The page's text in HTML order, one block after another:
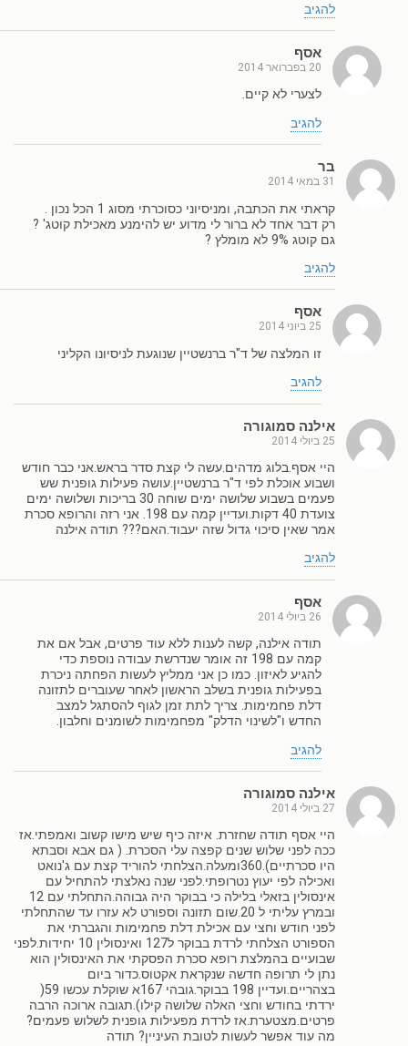
להגיב
אסף
20 בפברואר 2014
לצערי לא קיים.
להגיב
בר
31 במאי 2014
קראתי את הכתבה, ומניסיוני כסוכרתי מסוג 1 הכל נכון .
רק דבר אחד לא ברור לי מדוע יש להימנע מאכילת קוטג' ?
גם קוטג 9% לא מומלץ ?
להגיב
אסף
25 ביוני 2014
זו המלצה של ד"ר ברנשטיין שנוגעת לניסיונו הקליני
להגיב
אילנה סמוגורה
25 ביולי 2014
היי אסף.בלוג מדהים.עשה לי קצת סדר בראש.אני כבר חודש
ושבוע אוכלת לפי ד"ר ברנשטיין.עושה פעילות גופנית שש
פעמים בשבוע שלושה ימים שוחה 30 בריכות ושלושה ימים
צועדת 40 דקות.ועדיין קמה עם 198. אני רזה והרופא סכרת
אמר שאין סיכוי גדול שזה יעבוד.האם??? תודה אילנה
להגיב
אסף
26 ביולי 2014
תודה אילנה, קשה לענות ללא עוד פרטים, אבל אם את
קמה עם 198 זה אומר שנדרשת עבודה נוספת כדי
להגיע לאיזון. כמו כן אני ממליץ לעשות הפחתה ניכרת
בפעילות גופנית בשלב הראשון לאחר שעוברים לתזונה
דלת פחמימות. צריך לתת זמן לגוף להסתגל למצב
החדש ו"לשינוי הדלק" מפחמימות לשומנים וחלבון.
להגיב
אילנה סמוגורה
27 ביולי 2014
היי אסף תודה שחזרת. איזה כיף שיש מישו קשוב ואמפתי.אז
ככה לפני שלוש שנים קפצה עלי הסכרת. ( גם אבא וסבתא
היו סכרתיים).360ומעלה.הצלחתי להוריד קצת עם ג'נואט
ואכילה לפי יעוץ נטרופתי.לפני שנה נאלצתי להתחיל עם
אינסולין בזאלי בלילה כי בבוקר היה גבוהה.התחלתי עם 12
ובמרץ עליתי ל 20.שום תזונה וספורט לא עזרו עד שהתחלתי
לפני חודש וחצי עם אכילת דלת פחמימות והגברתי את
הספורט הצלחתי לרדת בבוקר ל127 ואינסולין 10 יחידות.לפני
שבועיים בהמלצת רופא סכרת הפסקתי את האינסולין הוא
נתן לי תרופה חדשה שנקראת אקטוס.כדור ביום
בצהריים.ועדיין 198 בבוקר.גובהי 167א שוקלת עכשו 59(
ירדתי בחודש וחצי האלה שלושה קילו).תגובה ארוכה הרבה
פרטים.מצטערת.אז לרדת מפעילות גופנית לשלוש פעמים?
מה עוד אפשר לעשות לטובת העיניין? תודה